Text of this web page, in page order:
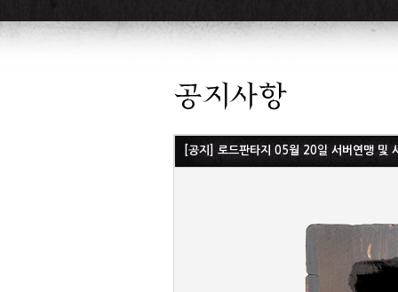
[공지] 로드판타지 05월 20일 서버연맹 및